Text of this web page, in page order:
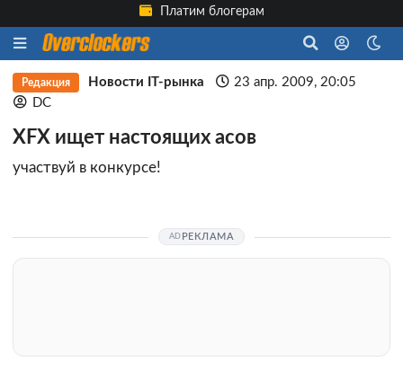
Платим блогерам
Редакция Новости IT-рынка
23 апр. 2009, 20:05
DC
XFX ищет настоящих асов
участвуй в конкурсе!
РЕКЛАМА